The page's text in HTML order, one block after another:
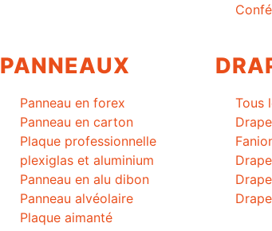
PANNEAUX
Panneau en forex
Panneau en carton
Plaque professionnelle
plexiglas et aluminium
Panneau en alu dibon
Panneau alvéolaire
Plaque aimanté
Tous